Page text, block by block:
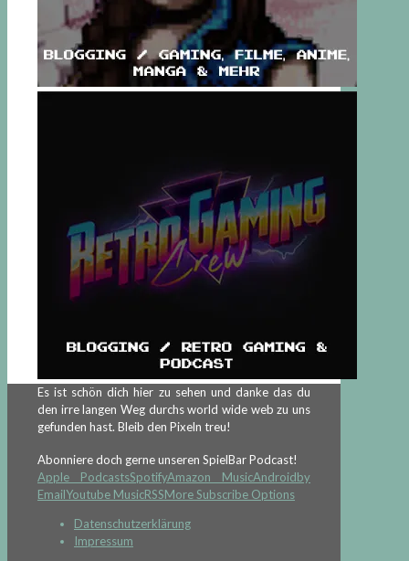
Es ist schön dich hier zu sehen und danke das du
den irre langen Weg durchs world wide web zu uns
gefunden hast. Bleib den Pixeln treu!
Abonniere doch gerne unseren SpielBar Podcast!
Apple PodcastsSpotifyAmazon MusicAndroidby
EmailYoutube MusicRSSMore Subscribe Options
Datenschutzerklärung
Impressum